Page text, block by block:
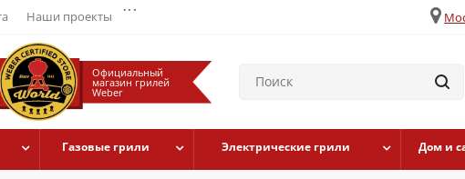
Наши проекты
...
Официальный
магазин грилей
Weber
Газовые грили Электрические грили Дом и